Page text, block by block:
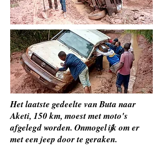
Het laatste gedeelte van Buta naar
Aketi, 150 km, moest met moto's
afgelegd worden. Onmogelijk om er
met een jeep door te geraken.